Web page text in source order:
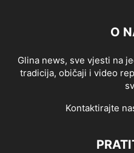
O
Glina news, sve vjesti na
tradicija, običaji i video
Kontaktirajte